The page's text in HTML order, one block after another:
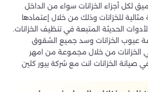
لكل أجزاء الخزانات سواء من الداخل
للخزانات وذلك من خلال إعتمادها
الحديثة المتبعة في تنظيف الخزانات.
عيوب الخزانات وسد جميع الشقوق
الخزانات من خلال مجموعة من امهر
صيانة الخزانات انت مع شركة بيور كلين